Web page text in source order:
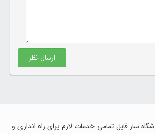
ارسال نظر
ساز فایل تمامی خدمات لازم برای راه اندازی و